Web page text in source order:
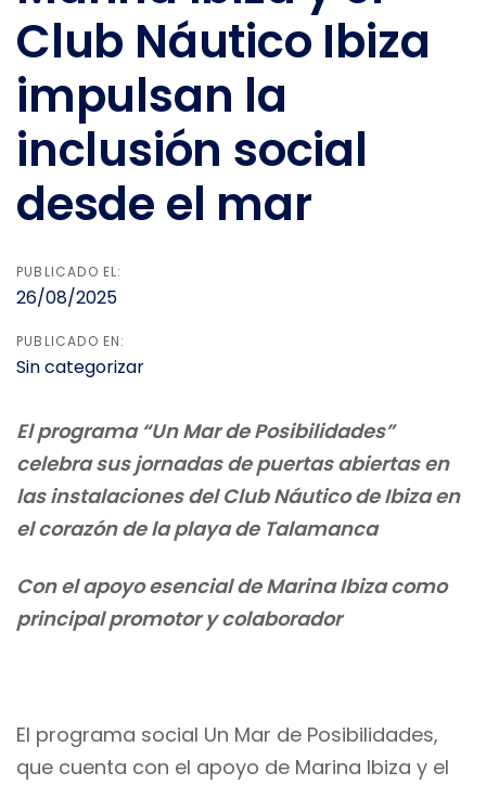
Club Náutico Ibiza
impulsan la
inclusión social
desde el mar
PUBLICADO EL:
26/08/2025
PUBLICADO EN:
Sin categorizar
El programa “Un Mar de Posibilidades”
celebra sus jornadas de puertas abiertas en
las instalaciones del Club Náutico de Ibiza en
el corazón de la playa de Talamanca
Con el apoyo esencial de Marina Ibiza como
principal promotor y colaborador
El programa social Un Mar de Posibilidades,
que cuenta con el apoyo de Marina Ibiza y el